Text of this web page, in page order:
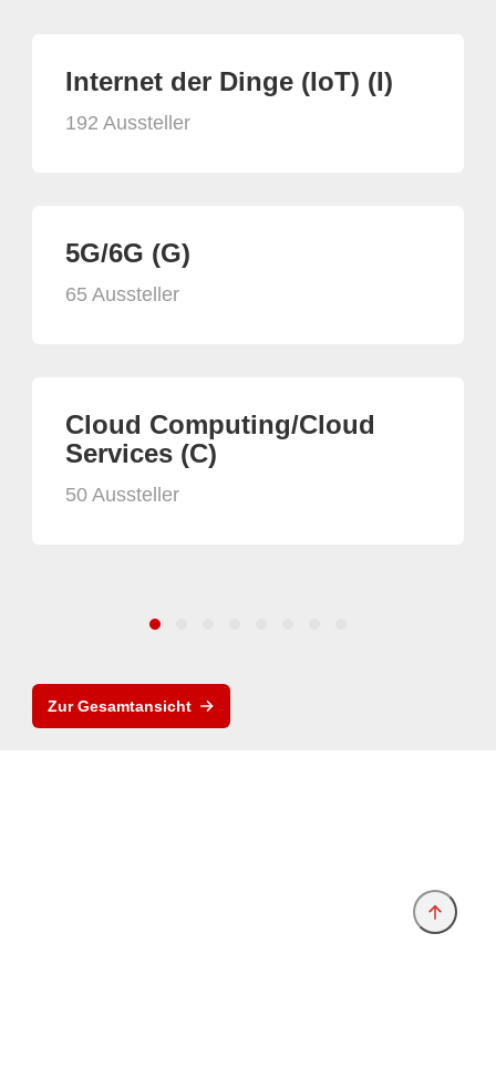
Internet der Dinge (IoT) (I)
192 Aussteller
5G/6G (G)
65 Aussteller
Cloud Computing/Cloud
Services (C)
50 Aussteller
Zur Gesamtansicht